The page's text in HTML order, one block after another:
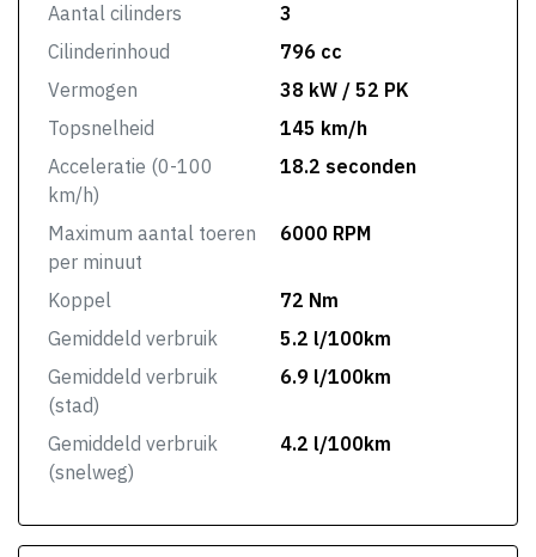
Aantal cilinders
3
Cilinderinhoud
796 cc
Vermogen
38 kW / 52 PK
Topsnelheid
145 km/h
Acceleratie (0-100
km/h)
18.2 seconden
Maximum aantal toeren
per minuut
6000 RPM
Koppel
72 Nm
Gemiddeld verbruik
5.2 l/100km
Gemiddeld verbruik
(stad)
6.9 l/100km
Gemiddeld verbruik
(snelweg)
4.2 l/100km